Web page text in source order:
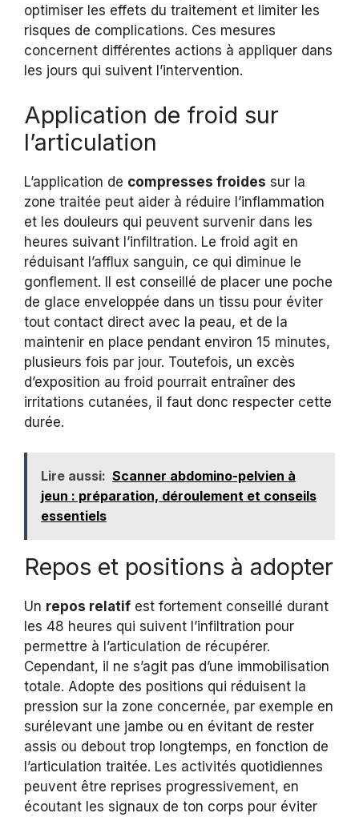
optimiser les effets du traitement et limiter les
risques de complications. Ces mesures
concernent différentes actions à appliquer dans
les jours qui suivent l’intervention.
Application de froid sur
l’articulation
L’application de compresses froides sur la
zone traitée peut aider à réduire l’inflammation
et les douleurs qui peuvent survenir dans les
heures suivant l’infiltration. Le froid agit en
réduisant l’afflux sanguin, ce qui diminue le
gonflement. Il est conseillé de placer une poche
de glace enveloppée dans un tissu pour éviter
tout contact direct avec la peau, et de la
maintenir en place pendant environ 15 minutes,
plusieurs fois par jour. Toutefois, un excès
d’exposition au froid pourrait entraîner des
irritations cutanées, il faut donc respecter cette
durée.
Lire aussi: Scanner abdomino-pelvien à
jeun : préparation, déroulement et conseils
essentiels
Repos et positions à adopter
Un repos relatif est fortement conseillé durant
les 48 heures qui suivent l’infiltration pour
permettre à l’articulation de récupérer.
Cependant, il ne s’agit pas d’une immobilisation
totale. Adopte des positions qui réduisent la
pression sur la zone concernée, par exemple en
surélevant une jambe ou en évitant de rester
assis ou debout trop longtemps, en fonction de
l’articulation traitée. Les activités quotidiennes
peuvent être reprises progressivement, en
écoutant les signaux de ton corps pour éviter